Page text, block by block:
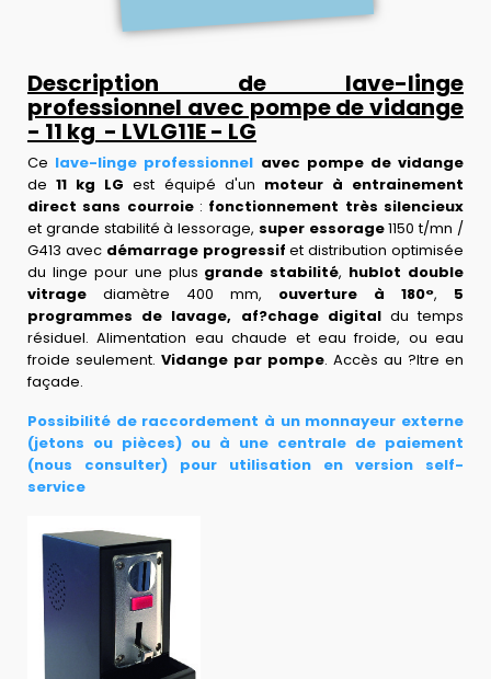
Description de lave-linge
professionnel avec pompe de vidange
- 11 kg - LVLG11E - LG
Ce lave-linge professionnel avec pompe de vidange
de11 kg LGest équipé d'un moteur à entrainement
direct sans courroie: fonctionnement très silencieux
et grande stabilité à lessorage, super essorage1150 t/mn /
G413 avec démarrage progressif et distribution optimisée
du linge pour une plus grande stabilité, hublot double
vitrage diamètre 400 mm, ouverture à 180°, 5
programmes de lavage, af?chage digitaldu temps
résiduel. Alimentation eau chaude et eau froide, ou eau
froide seulement. Vidange par pompe. Accès au ?ltre en
façade.
Possibilité de raccordement à un monnayeur externe
(jetons ou pièces) ou à une centrale de paiement
(nous consulter) pour utilisation en version self-
service